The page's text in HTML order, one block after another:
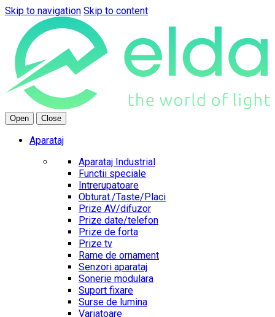
Skip to navigation Skip to content
Open Close
Aparataj
Aparataj Industrial
Functii speciale
Intrerupatoare
Obturat./Taste/Placi
Prize AV/difuzor
Prize date/telefon
Prize de forta
Prize tv
Rame de ornament
Senzori aparataj
Sonerie modulara
Suport fixare
Surse de lumina
Variatoare